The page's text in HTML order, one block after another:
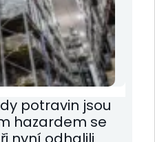
potravin jsou
hazardem se